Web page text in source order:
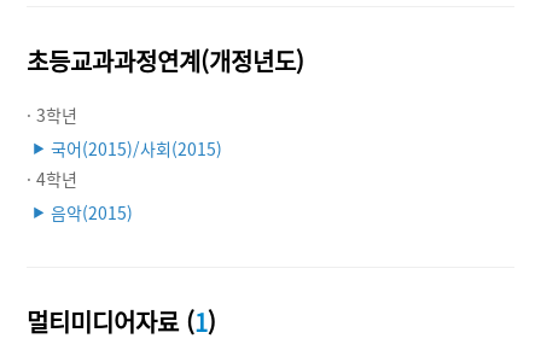
초등교과과정연계(개정년도)
· 3학년
▶ 국어(2015)/사회(2015)
· 4학년
▶ 음악(2015)
멀티미디어자료 (1)